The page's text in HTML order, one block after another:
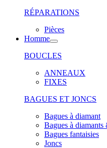
RÉPARATIONS
Pièces
Homme
BOUCLES
ANNEAUX
FIXES
BAGUES ET JONCS
Bagues à diamant
Bagues à diamants
Bagues fantaisies
Joncs